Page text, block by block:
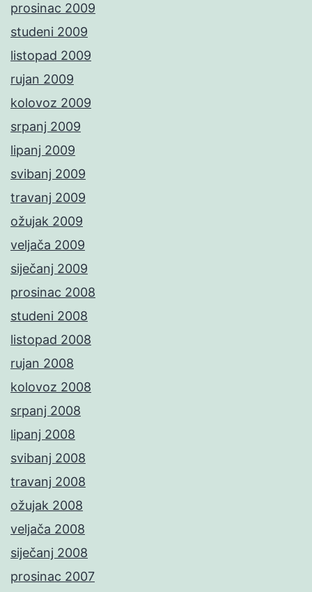
prosinac 2009
studeni 2009
listopad 2009
rujan 2009
kolovoz 2009
srpanj 2009
lipanj 2009
svibanj 2009
travanj 2009
ožujak 2009
veljača 2009
siječanj 2009
prosinac 2008
studeni 2008
listopad 2008
rujan 2008
kolovoz 2008
srpanj 2008
lipanj 2008
svibanj 2008
travanj 2008
ožujak 2008
veljača 2008
siječanj 2008
prosinac 2007